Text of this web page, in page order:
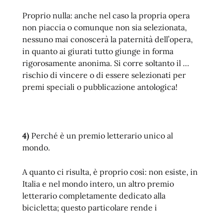
Proprio nulla: anche nel caso la propria opera
non piaccia o comunque non sia selezionata,
nessuno mai conoscerà la paternità dell’opera,
in quanto ai giurati tutto giunge in forma
rigorosamente anonima. Si corre soltanto il …
rischio di vincere o di essere selezionati per
premi speciali o pubblicazione antologica!
4) Perché è un premio letterario unico al
mondo.
A quanto ci risulta, è proprio così: non esiste, in
Italia e nel mondo intero, un altro premio
letterario completamente dedicato alla
bicicletta; questo particolare rende i